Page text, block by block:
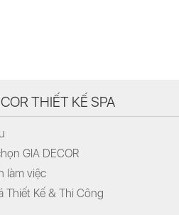
THIẾT KẾ SPA
GIA DECOR
làm việc
Thiết Kế & Thi Công